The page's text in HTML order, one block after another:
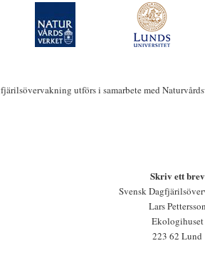
utförs i samarbete med
Skriv ett brev
Svensk
Lars Pettersson
Ekologihuset
223 62 Lund